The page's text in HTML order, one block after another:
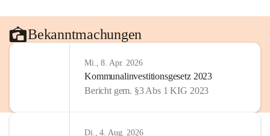
Bekanntmachungen
Mi., 8. Apr. 2026
Kommunalinvestitionsgesetz 2023
Bericht gem. §3 Abs 1 KIG 2023
Di., 4. Aug. 2026